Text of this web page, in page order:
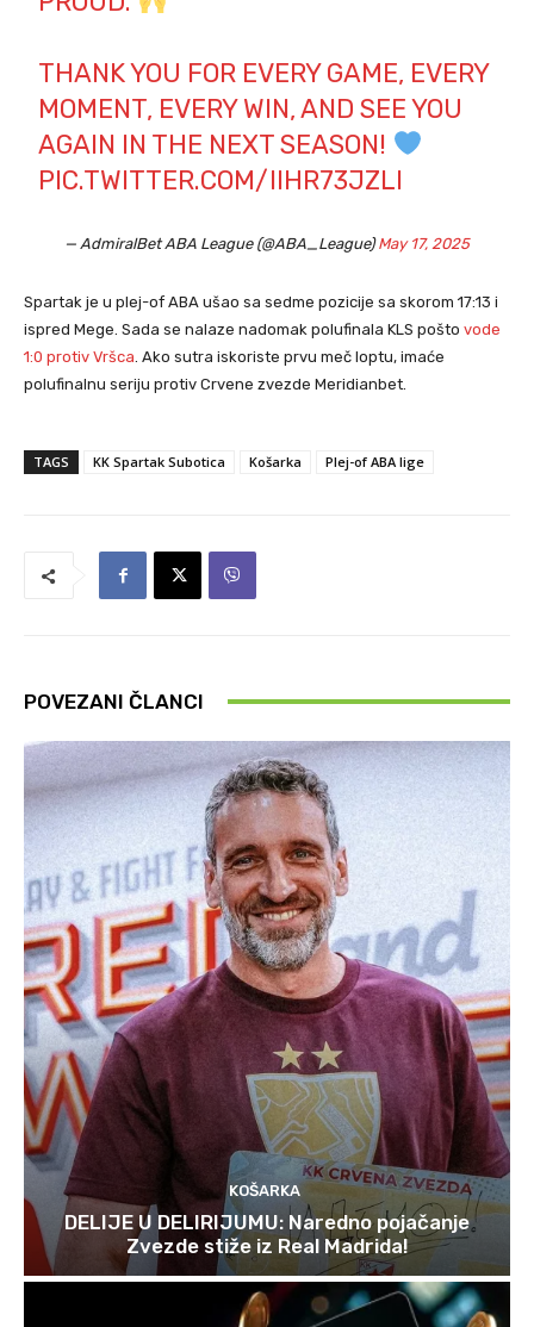
THANK YOU FOR EVERY GAME, EVERY
MOMENT, EVERY WIN, AND SEE YOU
AGAIN IN THE NEXT SEASON!
PIC.TWITTER.COM/IIHR73JZLI
— AdmiralBet ABA League (@ABA_League)May 17, 2025
Spartak je u plej-of ABA ušao sa sedme pozicije sa skorom 17:13 i
ispred Mege. Sada se nalaze nadomak polufinala KLS pošto vode
1:0 protiv Vršca . Ako sutra iskoriste prvu meč loptu, imaće
polufinalnu seriju protiv Crvene zvezde Meridianbet.
TAGS KK Spartak Subotica Košarka Plej-of ABA lige
POVEZANI ČLANCI
KOŠARKA
DELIJE U DELIRIJUMU: Naredno pojačanje
Zvezde stiže iz Real Madrida!